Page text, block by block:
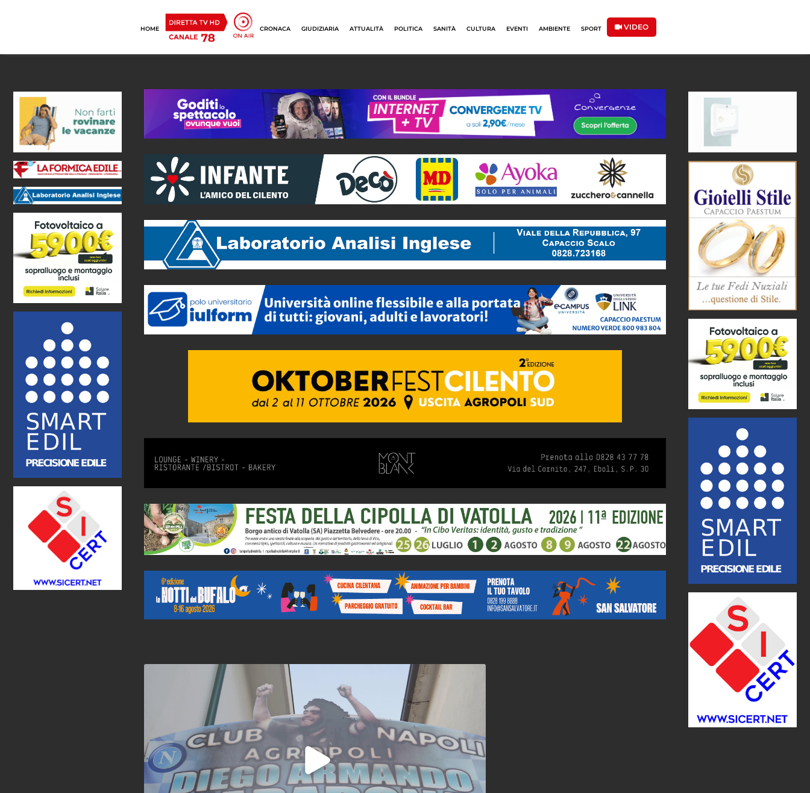
HOME CRONACA GIUDIZIARIA ATTUALITÀ POLITICA SANITÀ CULTURA EVENTI AMBIENTE SPORT VIDEO